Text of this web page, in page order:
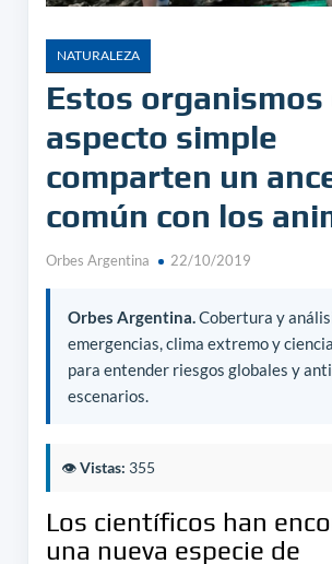
NATURALEZA
Estos organismos
aspecto simple
comparten un
común con los
Orbes Argentina 22/10/2019
Orbes Argentina.Cobertura y
emergencias, clima extremo y
para entender riesgos globales y
escenarios.
👁️Vistas: 355
Los científicos han
una nueva especie de